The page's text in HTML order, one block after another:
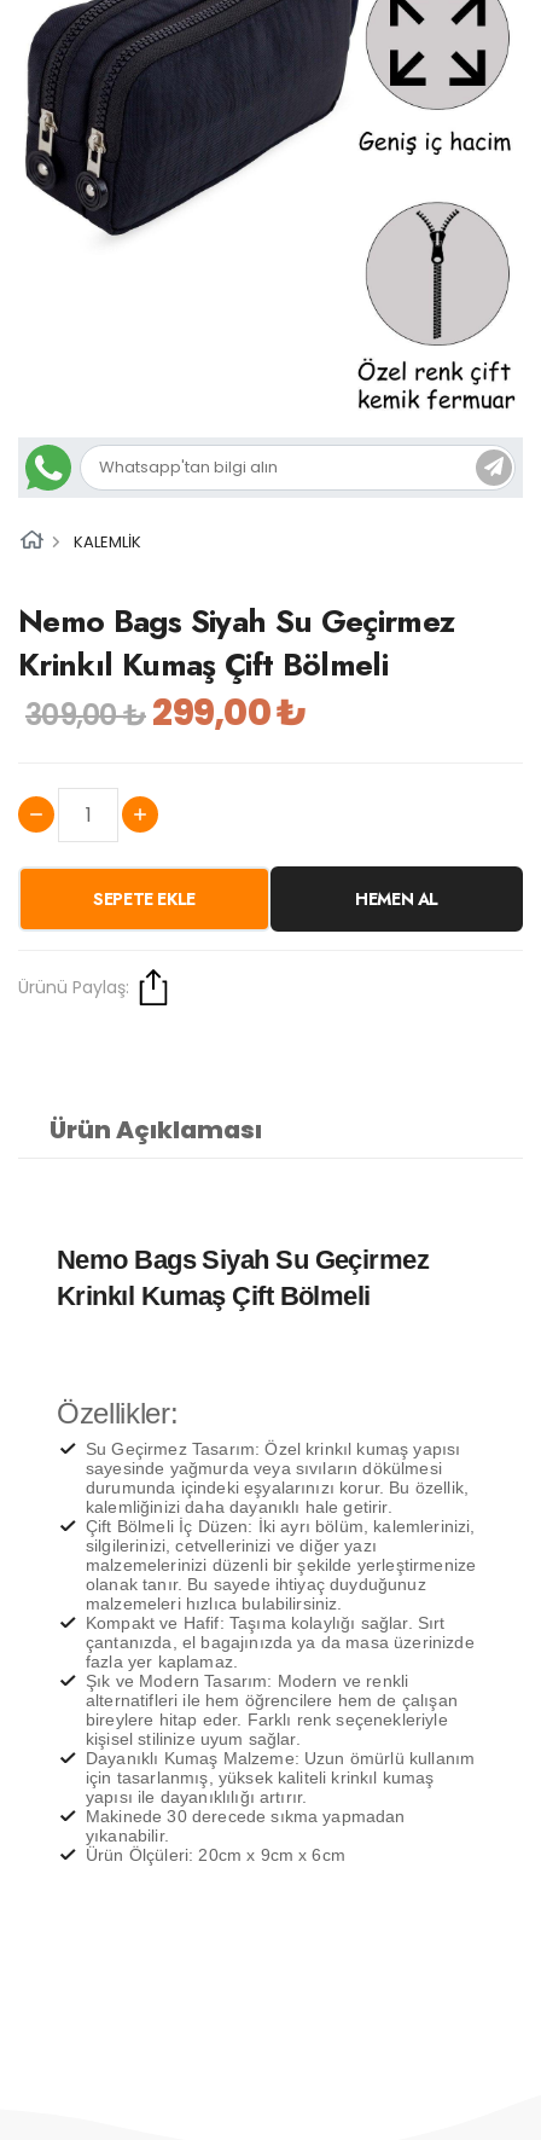
KALEMLİK
Nemo Bags Siyah Su Geçirmez
Krinkıl Kumaş Çift Bölmeli
309,00 ₺299,00 ₺
SEPETE EKLE HEMEN AL
Ürünü Paylaş:
Ürün Açıklaması
Nemo Bags Siyah Su Geçirmez
Krinkıl Kumaş Çift Bölmeli
Özellikler:
Su Geçirmez Tasarım: Özel krinkıl kumaş yapısı
sayesinde yağmurda veya sıvıların dökülmesi
durumunda içindeki eşyalarınızı korur. Bu özellik,
kalemliğinizi daha dayanıklı hale getirir.
Çift Bölmeli İç Düzen: İki ayrı bölüm, kalemlerinizi,
silgilerinizi, cetvellerinizi ve diğer yazı
malzemelerinizi düzenli bir şekilde yerleştirmenize
olanak tanır. Bu sayede ihtiyaç duyduğunuz
malzemeleri hızlıca bulabilirsiniz.
Kompakt ve Hafif: Taşıma kolaylığı sağlar. Sırt
çantanızda, el bagajınızda ya da masa üzerinizde
fazla yer kaplamaz.
Şık ve Modern Tasarım: Modern ve renkli
alternatifleri ile hem öğrencilere hem de çalışan
bireylere hitap eder. Farklı renk seçenekleriyle
kişisel stilinize uyum sağlar.
Dayanıklı Kumaş Malzeme: Uzun ömürlü kullanım
için tasarlanmış, yüksek kaliteli krinkıl kumaş
yapısı ile dayanıklılığı artırır.
Makinede 30 derecede sıkma yapmadan
yıkanabilir.
Ürün Ölçüleri: 20cm x 9cm x 6cm